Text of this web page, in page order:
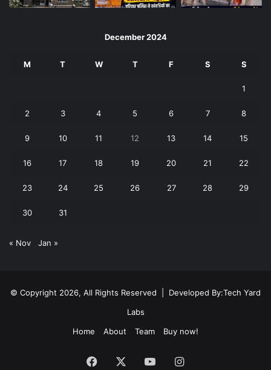
December 2024
M T W T F S S
1
2 3 4 5 6 7 8
9 10 11 12 13 14 15
16 17 18 19 20 21 22
23 24 25 26 27 28 29
30 31
« Nov Jan »
© Copyright 2026, All Rights Reserved | Developed By:Tech Yard
Labs
Home
About Team Buy now!
Facebook YouTubeInstagram